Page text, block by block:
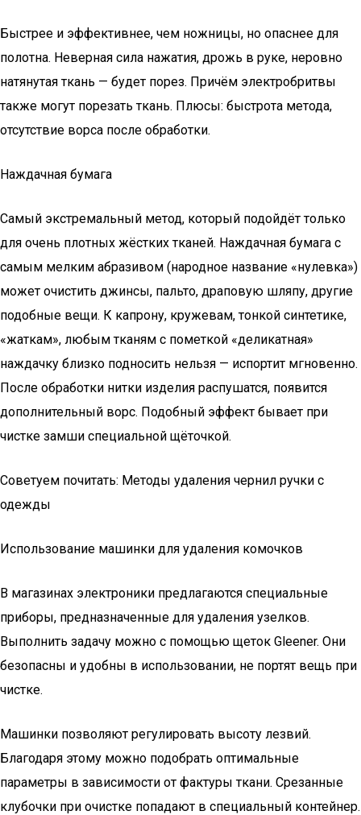
Быстрее и эффективнее, чем ножницы, но опаснее для
полотна. Неверная сила нажатия, дрожь в руке, неровно
натянутая ткань — будет порез. Причём электробритвы
также могут порезать ткань. Плюсы: быстрота метода,
отсутствие ворса после обработки.
Наждачная бумага
Самый экстремальный метод, который подойдёт только
для очень плотных жёстких тканей. Наждачная бумага с
самым мелким абразивом (народное название «нулевка»)
может очистить джинсы, пальто, драповую шляпу, другие
подобные вещи. К капрону, кружевам, тонкой синтетике,
«жаткам», любым тканям с пометкой «деликатная»
наждачку близко подносить нельзя — испортит мгновенно.
После обработки нитки изделия распушатся, появится
дополнительный ворс. Подобный эффект бывает при
чистке замши специальной щёточкой.
Советуем почитать: Методы удаления чернил ручки с
одежды
Использование машинки для удаления комочков
В магазинах электроники предлагаются специальные
приборы, предназначенные для удаления узелков.
Выполнить задачу можно с помощью щеток Gleener. Они
безопасны и удобны в использовании, не портят вещь при
чистке.
Машинки позволяют регулировать высоту лезвий.
Благодаря этому можно подобрать оптимальные
параметры в зависимости от фактуры ткани. Срезанные
клубочки при очистке попадают в специальный контейнер.